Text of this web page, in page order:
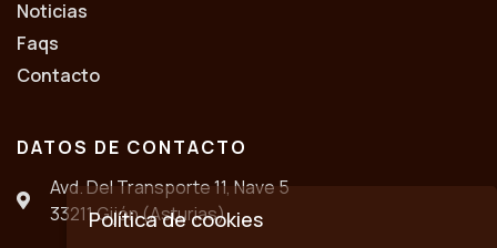
Noticias
Faqs
Contacto
DATOS DE CONTACTO
Avd. Del Transporte 11, Nave 5
33211 Gijón (Asturias)
Política de cookies